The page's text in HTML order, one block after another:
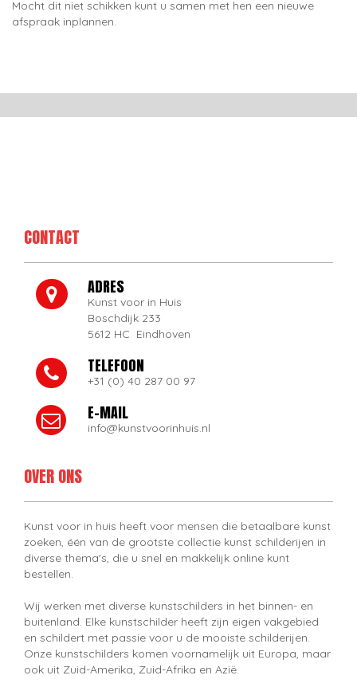
Mocht dit niet schikken kunt u samen met hen een nieuwe
afspraak inplannen.
CONTACT
ADRES
Kunst voor in Huis
Boschdijk 233
5612 HC Eindhoven
TELEFOON
+31 (0) 40 287 00 97
E-MAIL
info@kunstvoorinhuis.nl
OVER ONS
Kunst voor in huis heeft voor mensen die betaalbare kunst
zoeken, één van de grootste collectie kunst schilderijen in
diverse thema's, die u snel en makkelijk online kunt
bestellen.
Wij werken met diverse kunstschilders in het binnen- en
buitenland. Elke kunstschilder heeft zijn eigen vakgebied
en schildert met passie voor u de mooiste schilderijen.
Onze kunstschilders komen voornamelijk uit Europa, maar
ook uit Zuid-Amerika, Zuid-Afrika en Azië.